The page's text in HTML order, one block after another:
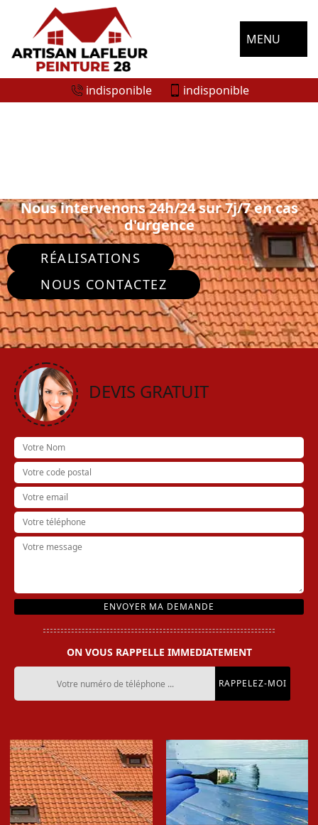
MENU
indisponible indisponible
Nous intervenons 24h/24 sur 7j/7 en cas
d'urgence
RÉALISATIONS
NOUS CONTACTEZ
DEVIS GRATUIT
ON VOUS RAPPELLE IMMEDIATEMENT